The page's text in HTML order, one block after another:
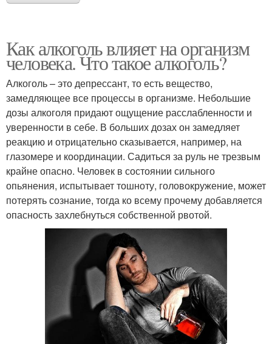
Как алкоголь влияет на организм
человека. Что такое алкоголь?
Алкоголь – это депрессант, то есть вещество,
замедляющее все процессы в организме. Небольшие
дозы алкоголя придают ощущение расслабленности и
уверенности в себе. В больших дозах он замедляет
реакцию и отрицательно сказывается, например, на
глазомере и координации. Садиться за руль не трезвым
крайне опасно. Человек в состоянии сильного
опьянения, испытывает тошноту, головокружение, может
потерять сознание, тогда ко всему прочему добавляется
опасность захлебнуться собственной рвотой.